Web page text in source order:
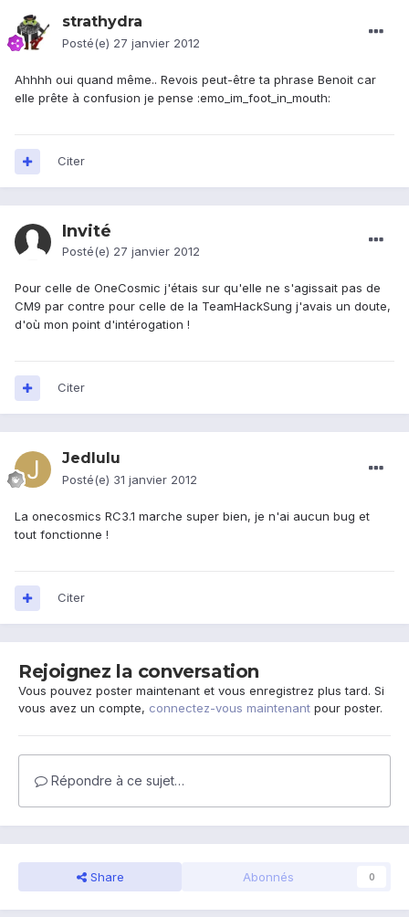
strathydra
Posté(e) 27 janvier 2012
Ahhhh oui quand même.. Revois peut-être ta phrase Benoit car
elle prête à confusion je pense :emo_im_foot_in_mouth:
Citer
Invité
Posté(e) 27 janvier 2012
Pour celle de OneCosmic j'étais sur qu'elle ne s'agissait pas de
CM9 par contre pour celle de la TeamHackSung j'avais un doute,
d'où mon point d'intérogation !
Citer
Jedlulu
Posté(e) 31 janvier 2012
La onecosmics RC3.1 marche super bien, je n'ai aucun bug et
tout fonctionne !
Citer
Rejoignez la conversation
Vous pouvez poster maintenant et vous enregistrez plus tard. Si
vous avez un compte, connectez-vous maintenant pour poster.
Répondre à ce sujet…
Share Abonnés 0